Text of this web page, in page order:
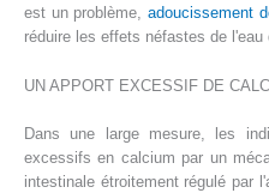
est un problème, adoucissement
réduire les effets néfastes de l'eau
UN APPORT EXCESSIF DE
Dans une large mesure, les
excessifs en calcium par un
intestinale étroitement régulé par